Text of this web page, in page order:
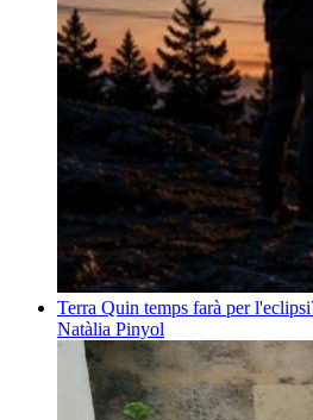
Terra Quin temps farà per
Natàlia Pinyol